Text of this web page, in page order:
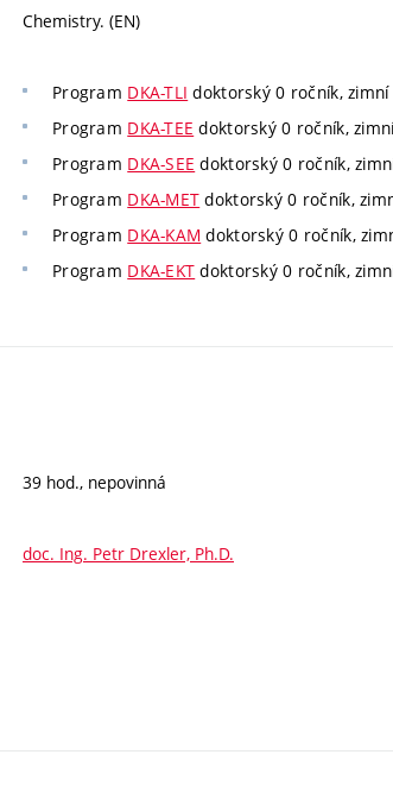
Chemistry. (EN)
Program DKA-TLI doktorský 0 ročník,
Program DKA-TEE doktorský 0 ročník,
Program DKA-SEE doktorský 0 ročník,
Program DKA-MET doktorský 0 ročník,
Program DKA-KAM doktorský 0 ročník,
Program DKA-EKT doktorský 0 ročník,
39 hod., nepovinná
doc. Ing. Petr Drexler, Ph.D.